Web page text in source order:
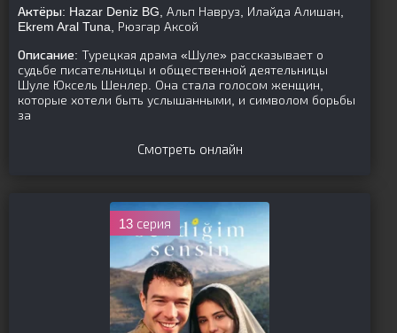
Актёры: Hazar Deniz BG, Альп Навруз, Илайда Алишан,
Ekrem Aral Tuna, Рюзгар Аксой
Описание: Турецкая драма «Шуле» рассказывает о
судьбе писательницы и общественной деятельницы
Шуле Юксель Шенлер. Она стала голосом женщин,
которые хотели быть услышанными, и символом борьбы
за
Смотреть онлайн
13 серия